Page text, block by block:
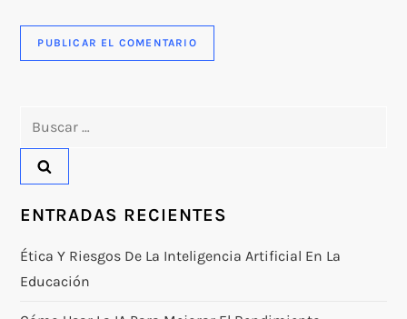
ENTRADAS RECIENTES
Ética Y Riesgos De La Inteligencia Artificial En La
Educación